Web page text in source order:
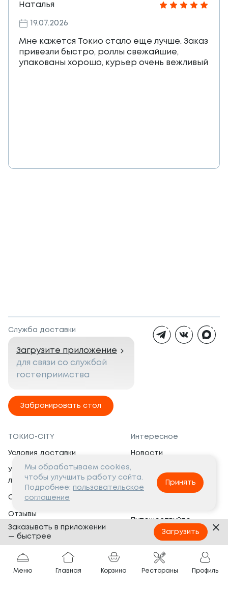
Наталья
19.07.2026
Мне кажется Токио стало еще лучше. Заказ
привезли быстро, роллы свежайшие,
упакованы хорошо, курьер очень вежливый
Служба доставки
Загрузите приложение
для связи со службой
гостеприимства
Забронировать стол
ТОКИО-CITY
Условия доставки
Условия программы
лояльности
Сертификаты
Отзывы
Банкеты
Вопросы и ответы
Интересное
Новости
Вакансии
Социальная жизнь
Путешествуйте
с ТОКИО-CITY
Партнёрам
Франшиза
Меню Главная Корзина Рестораны Профиль
Мы обрабатываем cookies,
чтобы улучшить работу сайта.
Подробнее: пользовательское
соглашение
Принять
Заказывать в приложении
— быстрее
Загрузить